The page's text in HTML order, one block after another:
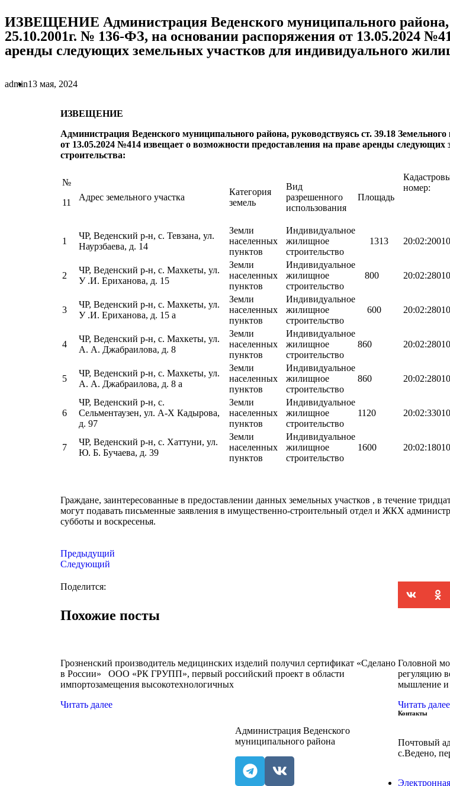
ИЗВЕЩЕНИЕ Администрация Веденского муниципального района,
25.10.2001г. № 136-ФЗ, на основании распоряжения от 13.05.2024
аренды следующих земельных участков для индивидуального
admin13 мая, 2024
ИЗВЕЩЕНИЕ
Администрация Веденского муниципального района, руководствуясь ст. 39.18
от 13.05.2024 №414 извещает о возможности предоставления на праве аренды
строительства:
№
11
Адрес земельного участка
Категория
земель
Вид
разрешенного
использования
Площадь
номер:
1
ЧР, Веденский р-н, с. Тевзана, ул.
Наурзбаева, д. 14
Земли
населенных
пунктов
Индивидуальное
жилищное
строительство
1313
2
ЧР, Веденский р-н, с. Махкеты, ул.
У .И. Ериханова, д. 15
Земли
населенных
пунктов
Индивидуальное
жилищное
строительство
800
3
ЧР, Веденский р-н, с. Махкеты, ул.
У .И. Ериханова, д. 15 а
Земли
населенных
пунктов
Индивидуальное
жилищное
строительство
600
4
ЧР, Веденский р-н, с. Махкеты, ул.
А. А. Джабраилова, д. 8
Земли
населенных
пунктов
Индивидуальное
жилищное
строительство
860
5
ЧР, Веденский р-н, с. Махкеты, ул.
А. А. Джабраилова, д. 8 а
Земли
населенных
пунктов
Индивидуальное
жилищное
строительство
860
6
ЧР, Веденский р-н, с.
Сельментаузен, ул. А-Х Кадырова,
д. 97
Земли
населенных
пунктов
Индивидуальное
жилищное
строительство
1120
7
ЧР, Веденский р-н, с. Хаттуни, ул.
Ю. Б. Бучаева, д. 39
Земли
населенных
пунктов
Индивидуальное
жилищное
строительство
1600
Граждане, заинтересованные в предоставлении данных земельных участков , в течение
могут подавать письменные заявления в имущественно-строительный отдел и ЖКХ
субботы и воскресенья.
Предыдущий
Следующий
Поделится:
Похожие посты
Грозненский производитель медицинских изделий получил сертификат «Сделано
в России» ООО «РК ГРУПП», первый российский проект в области
импортозамещения высокотехнологичных
Читать далее
Головной
регуляцию
мышление и
Читать далее
Администрация Веденского
муниципального района
Контакты
Почтовый
с.Ведено,